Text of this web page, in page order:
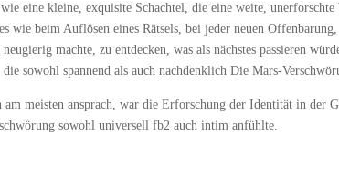
eine kleine, exquisite Schachtel, die eine weite,
wie beim Auflösen eines Rätsels, bei jeder neuen
machte, zu entdecken, was als nächstes passieren
die sowohl spannend als auch nachdenklich Die Mars-
am meisten ansprach, war die Erforschung der Identität in der
sowohl universell fb2 auch intim anfühlte.